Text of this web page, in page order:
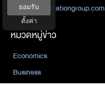
metika_met@nationgroup.com
หมวดหมู่ข่าว
Economics
Business
ยอมรับ
ตั้งค่า